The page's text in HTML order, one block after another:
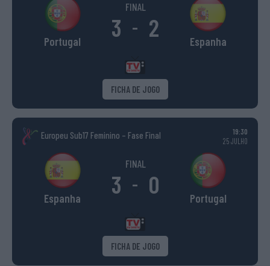
Portugal
FINAL
3 - 2 Espanha
FICHA DE JOGO
Europeu Sub17 Feminino – Fase Final
19:30
25 JULHO
Espanha
FINAL
3 - 0 Portugal
FICHA DE JOGO